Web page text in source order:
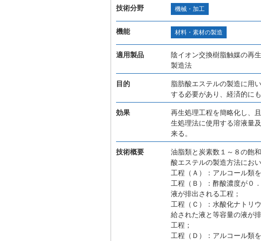
技術分野 機械・加工
機能 材料・素材の製造
適用製品
陰イオン交換樹脂触媒の再
製造法
目的
脂肪酸エステルの製造に用
する必要があり、経済的に
効果
再生処理工程を簡略化し、
生処理法に使用する溶液量
来る。
技術概要
油脂類と炭素数１～８の飽
酸エステルの製造方法にお
工程（Ａ）：アルコール類
工程（Ｂ）：酢酸濃度が０
液が排出される工程；
工程（Ｃ）：水酸化ナトリ
給された液と等容量の液が
工程；
工程（Ｄ）：アルコール類